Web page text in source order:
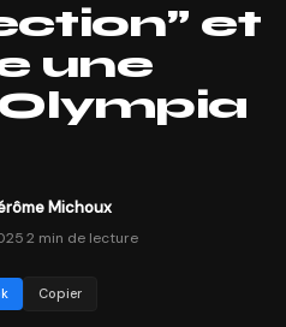
et
une
Michoux
2 min de lecture
Copier